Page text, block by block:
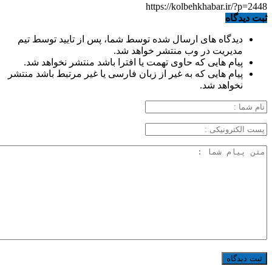
https://kolbehkhabar.ir/?p=2448
ثبت دیدگاه
دیدگاه های ارسال شده توسط شما، پس از تایید توسط تیم
مدیریت در وب منتشر خواهد شد.
پیام هایی که حاوی تهمت یا افترا باشد منتشر نخواهد شد.
پیام هایی که به غیر از زبان فارسی یا غیر مرتبط باشد منتشر
نخواهد شد.